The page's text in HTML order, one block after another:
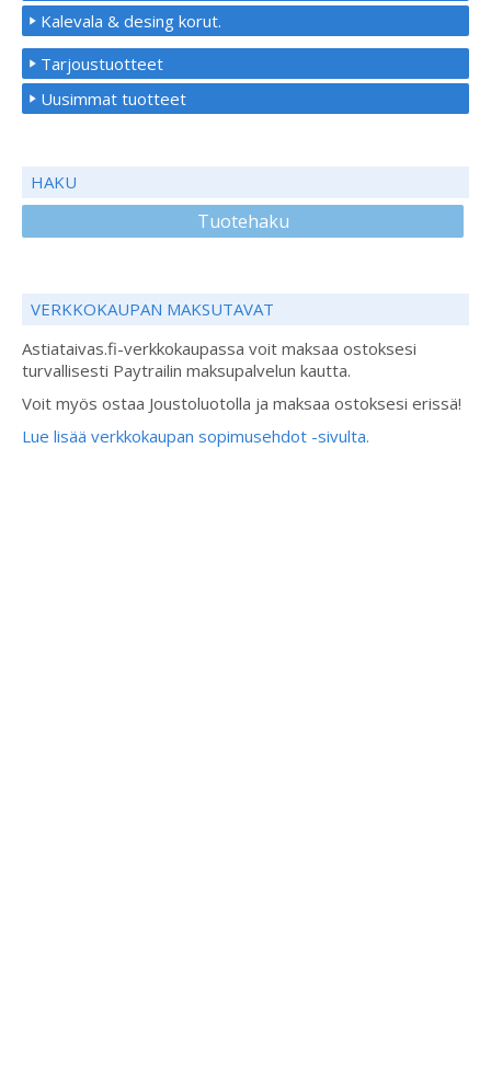
Kalevala & desing korut.
Tarjoustuotteet
Uusimmat tuotteet
HAKU
Tuotehaku
VERKKOKAUPAN MAKSUTAVAT
Astiataivas.fi-verkkokaupassa voit maksaa ostoksesi
turvallisesti Paytrailin maksupalvelun kautta.
Voit myös ostaa Joustoluotolla ja maksaa ostoksesi erissä!
Lue lisää verkkokaupan sopimusehdot -sivulta.